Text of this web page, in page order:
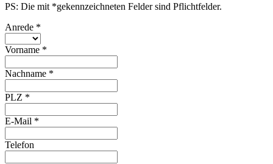
PS: Die mit *gekennzeichneten Felder sind Pflichtfelder.
Anrede *
Vorname *
Nachname *
PLZ *
E-Mail *
Telefon